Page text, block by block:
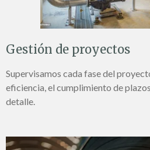
Gestión de proyectos
Supervisamos cada fase del
eficiencia, el cumplimiento de
detalle.